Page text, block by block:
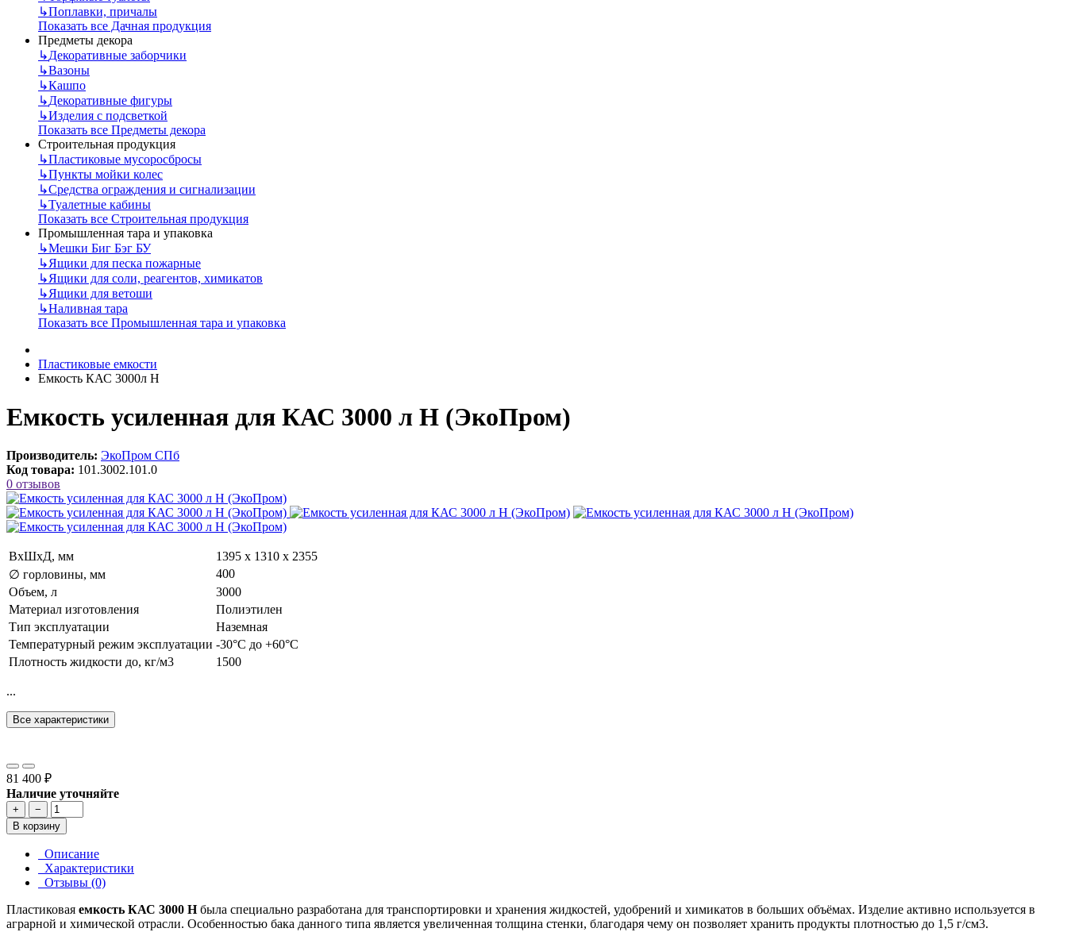
↳Поплавки, причалы
Показать все Дачная продукция
Предметы декора
↳Декоративные заборчики
↳Вазоны
↳Кашпо
↳Декоративные фигуры
↳Изделия с подсветкой
Показать все Предметы декора
Строительная продукция
↳Пластиковые мусоросбросы
↳Пункты мойки колес
↳Средства ограждения и сигнализации
↳Туалетные кабины
Показать все Строительная продукция
Промышленная тара и упаковка
↳Мешки Биг Бэг БУ
↳Ящики для песка пожарные
↳Ящики для соли, реагентов, химикатов
↳Ящики для ветоши
↳Наливная тара
Показать все Промышленная тара и упаковка
Пластиковые емкости
Емкость КАС 3000л Н
Емкость усиленная для КАС 3000 л Н (ЭкоПром)
Производитель: ЭкоПром СПб
Код товара: 101.3002.101.0
0 отзывов
ВxШxД, мм
1395 х 1310 х 2355
∅ горловины, мм
400
Объем, л
3000
Материал изготовления
Полиэтилен
Тип эксплуатации
Наземная
Температурный режим эксплуатации -30°C до +60°C
Плотность жидкости до, кг/м3
1500
...
Все характеристики
81 400 ₽
Наличие уточняйте
+
−
В корзину
Описание
Характеристики
Отзывы (0)
Пластиковая емкость КАС 3000 Нбыла специально разработана для транспортировки и хранения жидкостей, удобрений и химикатов в больших объёмах. Изделие активно используется в
аграрной и химической отрасли. Особенностью бака данного типа является увеличенная толщина стенки, благодаря чему он позволяет хранить продукты плотностью до 1,5 г/см3.